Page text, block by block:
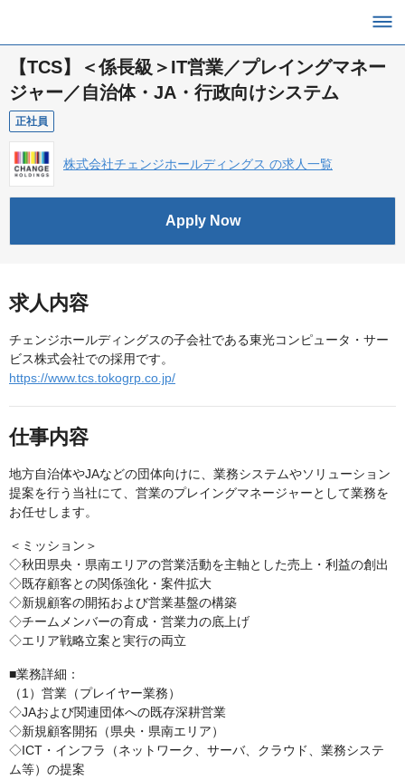
【TCS】＜係長級＞IT営業／プレイングマネー
ジャー／自治体・JA・行政向けシステム
正社員
株式会社チェンジホールディングス の求人一覧
Apply Now
求人内容
チェンジホールディングスの子会社である東光コンピュータ・サー
ビス株式会社での採用です。
https://www.tcs.tokogrp.co.jp/
仕事内容
地方自治体やJAなどの団体向けに、業務システムやソリューション
提案を行う当社にて、営業のプレイングマネージャーとして業務を
お任せします。
＜ミッション＞
◇秋田県央・県南エリアの営業活動を主軸とした売上・利益の創出
◇既存顧客との関係強化・案件拡大
◇新規顧客の開拓および営業基盤の構築
◇チームメンバーの育成・営業力の底上げ
◇エリア戦略立案と実行の両立
■業務詳細：
（1）営業（プレイヤー業務）
◇JAおよび関連団体への既存深耕営業
◇新規顧客開拓（県央・県南エリア）
◇ICT・インフラ（ネットワーク、サーバ、クラウド、業務システ
ム等）の提案